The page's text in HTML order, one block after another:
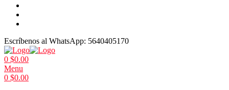
Escríbenos al WhatsApp: 5640405170
0 $0.00
Menu
0 $0.00